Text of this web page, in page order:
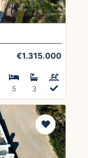
€1.315.000
5 3